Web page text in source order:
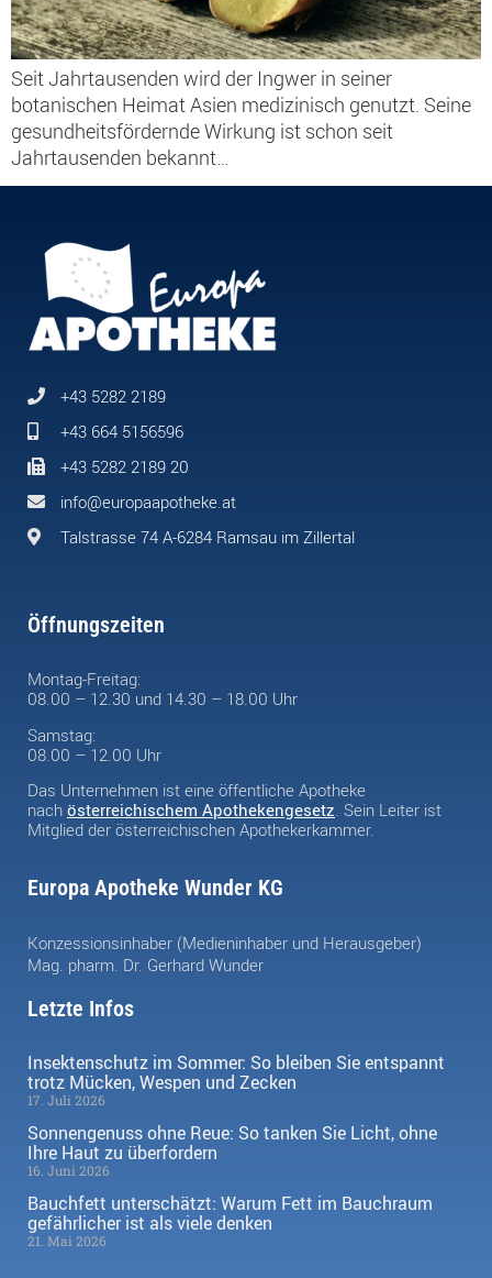
Seit Jahrtausenden wird der Ingwer in seiner
botanischen Heimat Asien medizinisch genutzt. Seine
gesundheitsfördernde Wirkung ist schon seit
Jahrtausenden bekannt…
+43 5282 2189
+43 664 5156596
+43 5282 2189 20
info@europaapotheke.at
Talstrasse 74 A-6284 Ramsau im Zillertal
Öffnungszeiten
Montag-Freitag:
08.00 – 12.30 und 14.30 – 18.00 Uhr
Samstag:
08.00 – 12.00 Uhr
Das Unternehmen ist eine öffentliche Apotheke
nach österreichischem Apothekengesetz. Sein Leiter ist
Mitglied der österreichischen Apothekerkammer.
Europa Apotheke Wunder KG
Konzessionsinhaber (Medieninhaber und Herausgeber)
Mag. pharm. Dr. Gerhard Wunder
Letzte Infos
Insektenschutz im Sommer: So bleiben Sie entspannt
trotz Mücken, Wespen und Zecken
17. Juli 2026
Sonnengenuss ohne Reue: So tanken Sie Licht, ohne
Ihre Haut zu überfordern
16. Juni 2026
Bauchfett unterschätzt: Warum Fett im Bauchraum
gefährlicher ist als viele denken
21. Mai 2026